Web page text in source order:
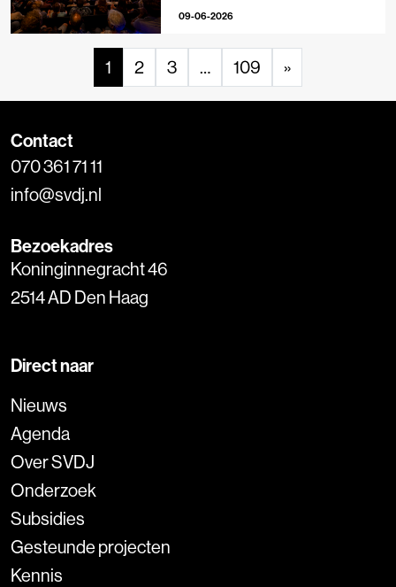
09-06-2026
1 2 3 … 109 »
Contact
070 361 71 11
info@svdj.nl
Bezoekadres
Koninginnegracht 46
2514 AD Den Haag
Direct naar
Nieuws
Agenda
Over SVDJ
Onderzoek
Subsidies
Gesteunde projecten
Kennis